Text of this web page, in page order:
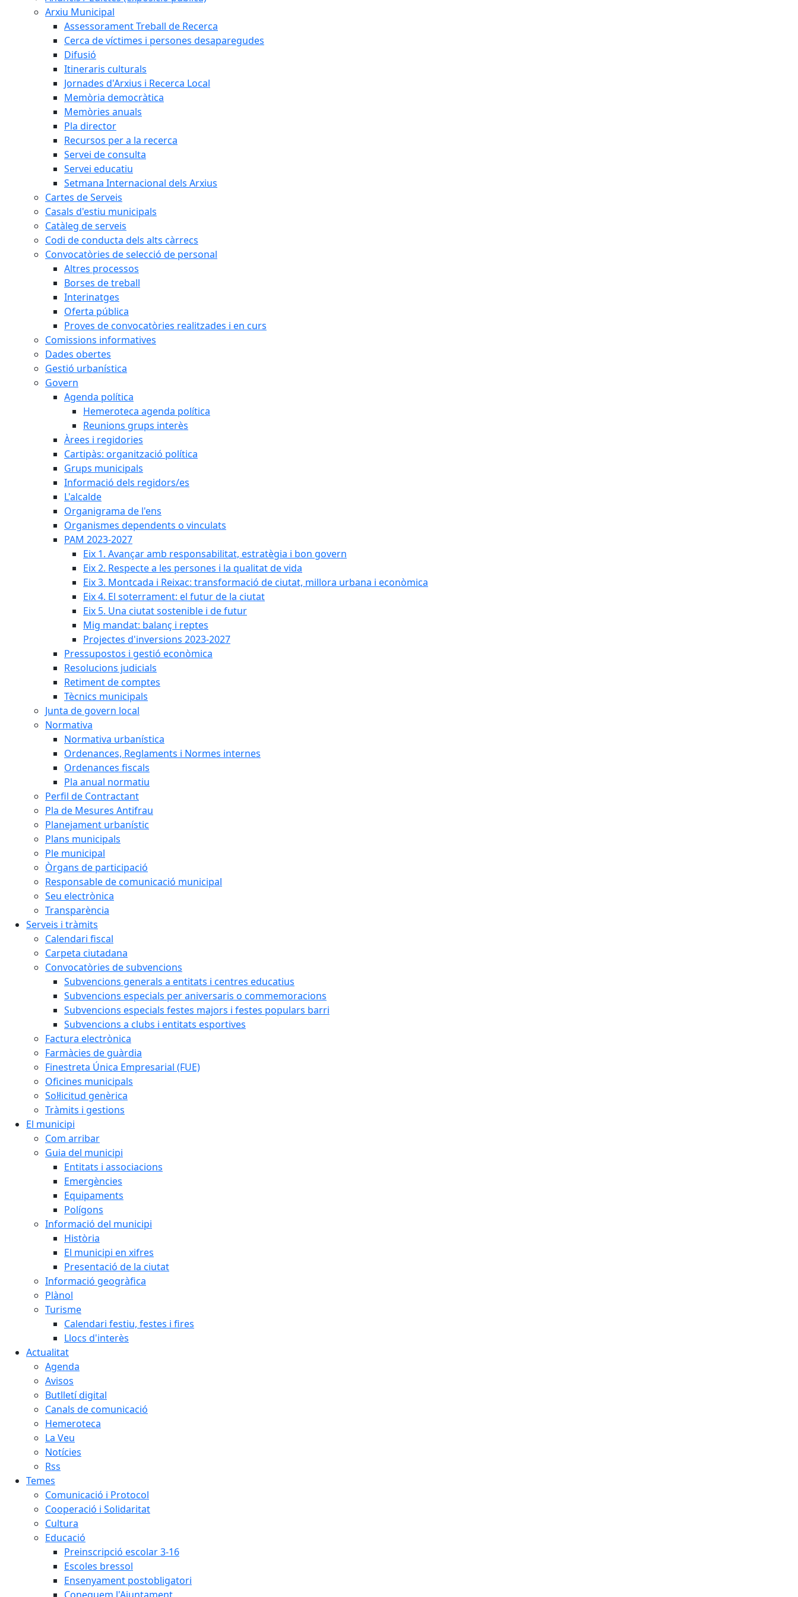
Arxiu Municipal
Assessorament Treball de Recerca
Cerca de víctimes i persones desaparegudes
Difusió
Itineraris culturals
Jornades d'Arxius i Recerca Local
Memòria democràtica
Memòries anuals
Pla director
Recursos per a la recerca
Servei de consulta
Servei educatiu
Setmana Internacional dels Arxius
Cartes de Serveis
Casals d'estiu municipals
Catàleg de serveis
Codi de conducta dels alts càrrecs
Convocatòries de selecció de personal
Altres processos
Borses de treball
Interinatges
Oferta pública
Proves de convocatòries realitzades i en curs
Comissions informatives
Dades obertes
Gestió urbanística
Govern
Agenda política
Hemeroteca agenda política
Reunions grups interès
Àrees i regidories
Cartipàs: organització política
Grups municipals
Informació dels regidors/es
L'alcalde
Organigrama de l'ens
Organismes dependents o vinculats
PAM 2023-2027
Eix 1. Avançar amb responsabilitat, estratègia i bon govern
Eix 2. Respecte a les persones i la qualitat de vida
Eix 3. Montcada i Reixac: transformació de ciutat, millora urbana i econòmica
Eix 4. El soterrament: el futur de la ciutat
Eix 5. Una ciutat sostenible i de futur
Mig mandat: balanç i reptes
Projectes d'inversions 2023-2027
Pressupostos i gestió econòmica
Resolucions judicials
Retiment de comptes
Tècnics municipals
Junta de govern local
Normativa
Normativa urbanística
Ordenances, Reglaments i Normes internes
Ordenances fiscals
Pla anual normatiu
Perfil de Contractant
Pla de Mesures Antifrau
Planejament urbanístic
Plans municipals
Ple municipal
Òrgans de participació
Responsable de comunicació municipal
Seu electrònica
Transparència
Serveis i tràmits
Calendari fiscal
Carpeta ciutadana
Convocatòries de subvencions
Subvencions generals a entitats i centres educatius
Subvencions especials per aniversaris o commemoracions
Subvencions especials festes majors i festes populars barri
Subvencions a clubs i entitats esportives
Factura electrònica
Farmàcies de guàrdia
Finestreta Única Empresarial (FUE)
Oficines municipals
Sol·licitud genèrica
Tràmits i gestions
El municipi
Com arribar
Guia del municipi
Entitats i associacions
Emergències
Equipaments
Polígons
Informació del municipi
Història
El municipi en xifres
Presentació de la ciutat
Informació geogràfica
Plànol
Turisme
Calendari festiu, festes i fires
Llocs d'interès
Actualitat
Agenda
Avisos
Butlletí digital
Canals de comunicació
Hemeroteca
La Veu
Notícies
Rss
Temes
Comunicació i Protocol
Cooperació i Solidaritat
Cultura
Educació
Preinscripció escolar 3-16
Escoles bressol
Ensenyament postobligatori